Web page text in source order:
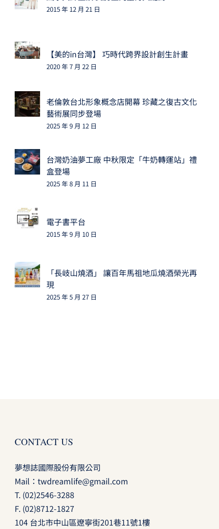
2015 年 12 月 21 日
【美的in台灣】 巧時代跨界設計創生計畫
2020 年 7 月 22 日
老倫敦台北形象概念店開幕 珍藏之復古文化
藝術展同步登場
2025 年 9 月 12 日
台灣奶油夢工廠 中秋限定「牛奶轉運站」禮
盒登場
2025 年 8 月 11 日
電子書平台
2015 年 9 月 10 日
「長岐山燒酒」 讓百年馬祖地瓜燒酒榮光再
現
2025 年 5 月 27 日
CONTACT US
夢想誌國際股份有限公司
Mail： twdreamlife@gmail.com
T. (02)2546-3288
F. (02)8712-1827
104 台北市中山區遼寧街201巷11號1樓